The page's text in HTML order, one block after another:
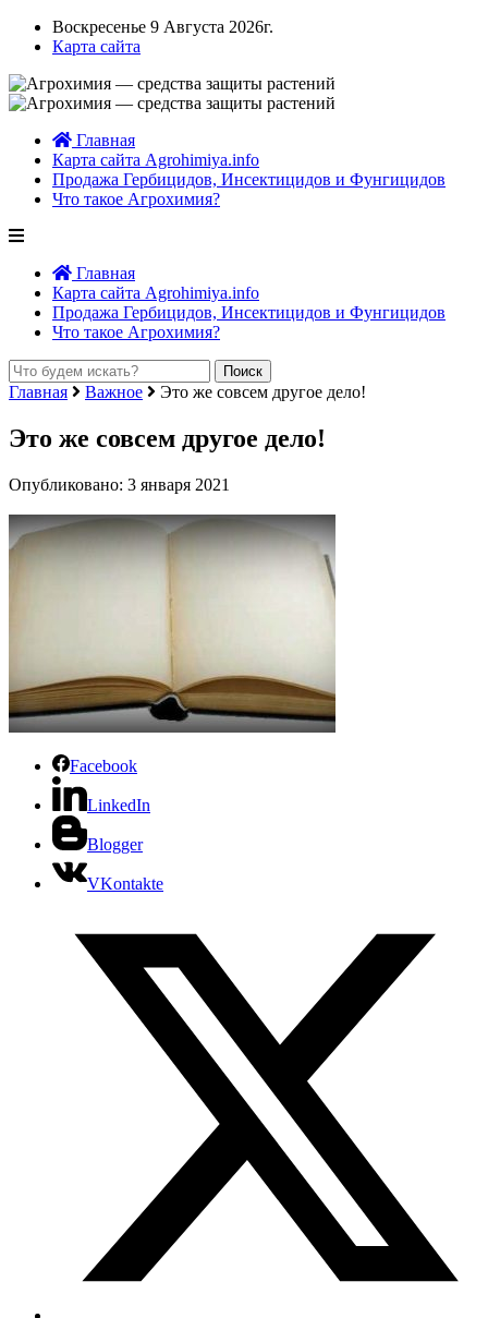
Воскресенье 9 Августа 2026г.
Карта сайта
Главная
Карта сайта Agrohimiya.info
Продажа Гербицидов, Инсектицидов и Фунгицидов
Что такое Агрохимия?
Главная
Карта сайта Agrohimiya.info
Продажа Гербицидов, Инсектицидов и Фунгицидов
Что такое Агрохимия?
Главная Важное Это же совсем другое дело!
Это же совсем другое дело!
Опубликовано: 3 января 2021
Facebook
LinkedIn
Blogger
VKontakte